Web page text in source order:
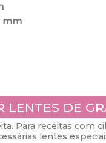
mm
LENTES DE
Para receitas com
lentes